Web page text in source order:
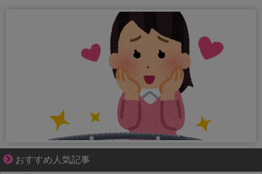
Powered by livedoor 相互RSS
おすすめ人気記事
“変われない私”が動き出す瞬間に出会う